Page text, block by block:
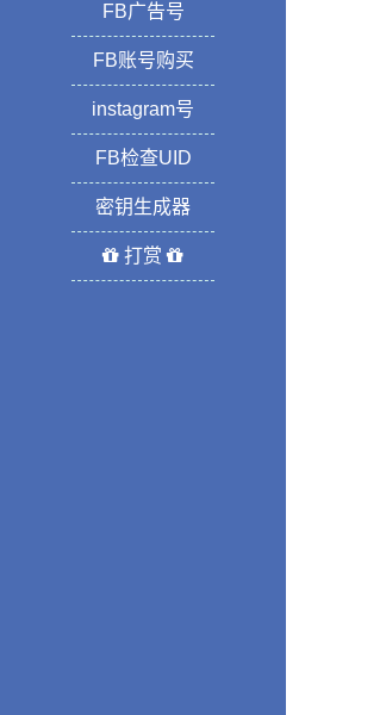
FB广告号
FB账号购买
instagram号
FB检查UID
密钥生成器
打赏